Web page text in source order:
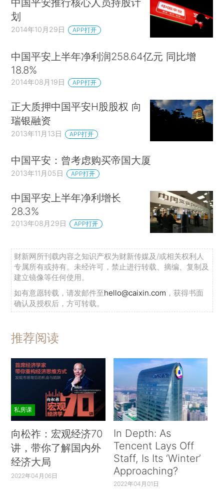
划
2014年10月29日 APP打开
中国平安上半年净利润258.64亿元 同比增
18.8%
2014年08月19日 APP打开
正大质押中国平安H股股权 向
瑞银融资
2013年11月13日 APP打开
中国平安：曾考虑购买帝国大厦
2013年11月05日 APP打开
中国平安上半年净利增长
28.3%
2013年08月29日 APP打开
财新网所刊载内容之知识产权为财新传媒及/或相关权利人
专属所有或持有。未经许可，禁止进行转载、摘编、复制及
建立镜像等任何使用。
如有意愿转载，请发邮件至hello@caixin.com ，获得书面
确认及授权后，方可转载。
推荐阅读
私房课
向松祚：宏观经济70
讲，带你了解国内外
经济大局
2022年04月06日
In Depth: As
Tencent Lays Off
Staff, Is Its ‘Winter’
Approaching?
2022年04月01日